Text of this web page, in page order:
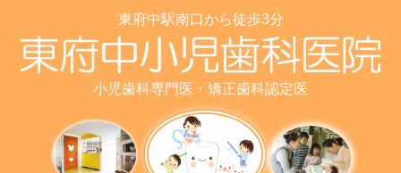
東府中駅南口から徒歩3分
小児歯科専門医・矯正歯科認定医